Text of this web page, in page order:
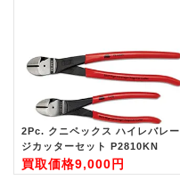
2Pc. クニペックス ハイレバレー
ジカッターセット P2810KN
買取価格9,000円